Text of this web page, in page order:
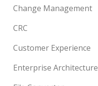
Change Management
CRC
Customer Experience
Enterprise Architecture